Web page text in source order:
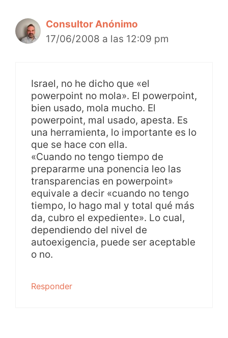
Consultor Anónimo
17/06/2008 a las 12:09 pm
Israel, no he dicho que «el
powerpoint no mola». El powerpoint,
bien usado, mola mucho. El
powerpoint, mal usado, apesta. Es
una herramienta, lo importante es lo
que se hace con ella.
«Cuando no tengo tiempo de
prepararme una ponencia leo las
transparencias en powerpoint»
equivale a decir «cuando no tengo
tiempo, lo hago mal y total qué más
da, cubro el expediente». Lo cual,
dependiendo del nivel de
autoexigencia, puede ser aceptable
o no.
Responder